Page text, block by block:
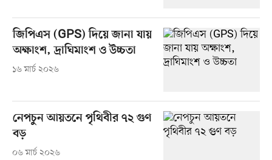
জিপিএস (GPS) দিয়ে জানা যায়
অক্ষাংশ, দ্রাঘিমাংশ ও উচ্চতা
১৬ মার্চ ২০২৬
নেপচুন আয়তনে পৃথিবীর ৭২ গুণ
বড়
০৬ মার্চ ২০২৬